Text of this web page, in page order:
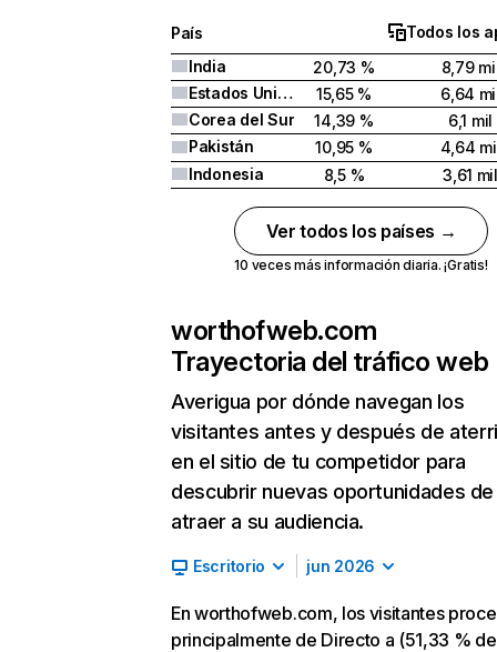
País
Todos los
India
20,73 %
8,79
Estados Unidos
15,65 %
6,64
Corea del Sur
14,39 %
6,1 mil
Pakistán
10,95 %
4,64
Indonesia
8,5 % 3,61 mil
Ver todos los países →
10 veces más información diaria. ¡Gratis!
worthofweb.com
Trayectoria del tráfico web
Averigua por dónde navegan los
visitantes antes y después de
en el sitio de tu competidor para
descubrir nuevas oportunidades de
atraer a su audiencia.
Escritorio jun 2026
En worthofweb.com, los visitantes
principalmente de Directo a (51,33 % de